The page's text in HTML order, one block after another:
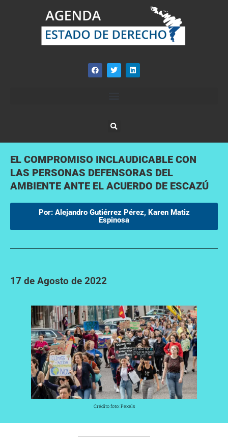
EL COMPROMISO INCLAUDICABLE CON
LAS PERSONAS DEFENSORAS DEL
AMBIENTE ANTE EL ACUERDO DE ESCAZÚ
Por: Alejandro Gutiérrez Pérez, Karen Matiz
Espinosa
17 de Agosto de 2022
Crédito foto: Pexels